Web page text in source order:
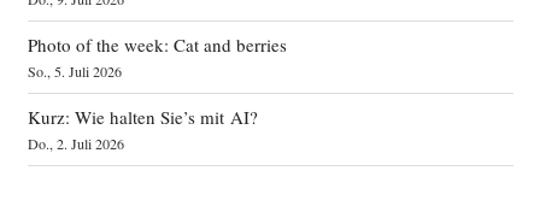
Photo of the week: Cat and berries
So., 5. Juli 2026
Kurz: Wie halten Sie’s mit AI?
Do., 2. Juli 2026